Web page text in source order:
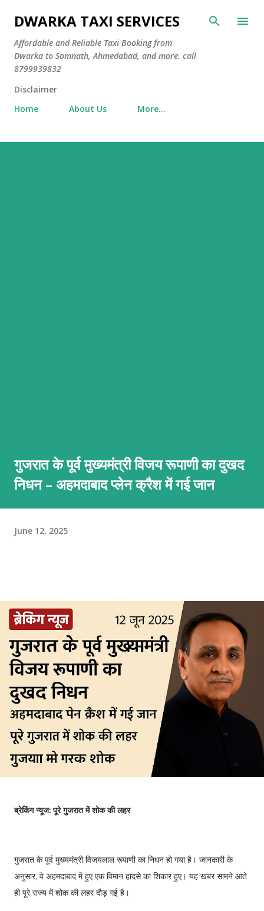
Skip to main content
DWARKA TAXI SERVICES
Affordable and Reliable Taxi Booking from
Dwarka to Somnath, Ahmedabad, and more. call
8799939832
Disclaimer
Home
About Us More…
गुजरात के पूर्व मुख्यमंत्री विजय रूपाणी का दुखद
निधन – अहमदाबाद प्लेन क्रैश में गई जान
June 12, 2025
ब्रेकिंग न्यूज: पूरे गुजरात में शोक की लहर
गुजरात के पूर्व मुख्यमंत्री विजयलाल रूपाणी का निधन हो गया है। जानकारी के
अनुसार, वे अहमदाबाद में हुए एक विमान हादसे का शिकार हुए। यह खबर सामने आते
ही पूरे राज्य में शोक की लहर दौड़ गई है।